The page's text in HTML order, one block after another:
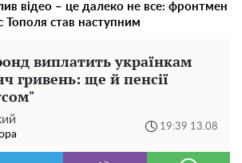
відео – це далеко не все: фронтмен
Тополя став наступним
виплатить українкам
гривень: ще й пенсії
19:39 13.08